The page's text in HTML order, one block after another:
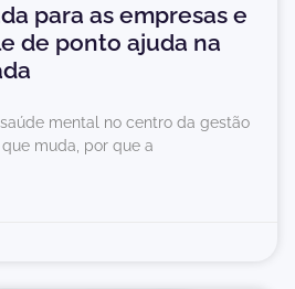
para as empresas e
de ponto ajuda na
mental no centro da gestão
muda, por que a